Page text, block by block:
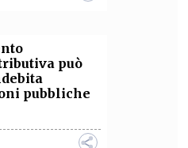
può
pubbliche